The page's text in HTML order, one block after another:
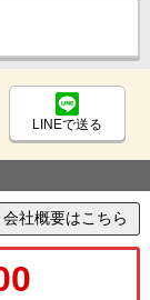
LINEで送る
会社概要はこちら